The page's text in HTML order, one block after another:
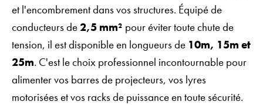
et l'encombrement dans vos structures. Équipé de
conducteurs de2,5 mm² pour éviter toute chute de
tension, il est disponible en longueurs de 10m, 15m et
25m. C'est le choix professionnel incontournable pour
alimenter vos barres de projecteurs, vos lyres
motorisées et vos racks de puissance en toute sécurité.